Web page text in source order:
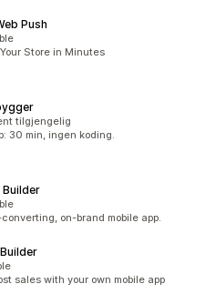
Push
Store in Minutes
tilgjengelig
30 min, ingen koding.
Builder
on-brand mobile app.
sales with your own mobile app